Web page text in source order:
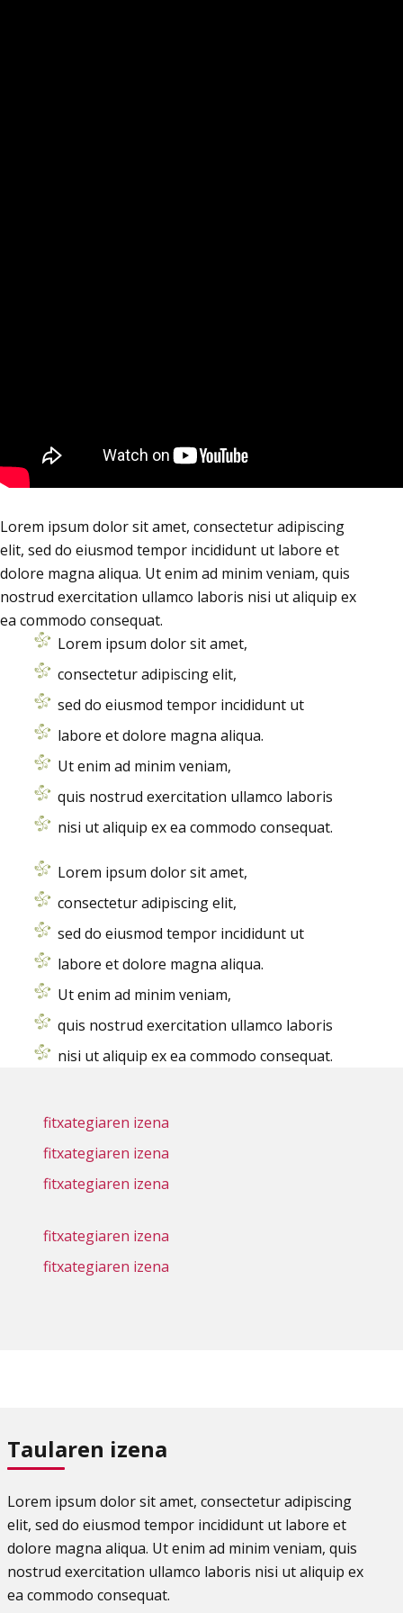
Lorem ipsum dolor sit amet, consectetur adipiscing
elit, sed do eiusmod tempor incididunt ut labore et
dolore magna aliqua. Ut enim ad minim veniam, quis
nostrud exercitation ullamco laboris nisi ut aliquip ex
ea commodo consequat.
Lorem ipsum dolor sit amet,
consectetur adipiscing elit,
sed do eiusmod tempor incididunt ut
labore et dolore magna aliqua.
Ut enim ad minim veniam,
quis nostrud exercitation ullamco laboris
nisi ut aliquip ex ea commodo consequat.
Lorem ipsum dolor sit amet,
consectetur adipiscing elit,
sed do eiusmod tempor incididunt ut
labore et dolore magna aliqua.
Ut enim ad minim veniam,
quis nostrud exercitation ullamco laboris
nisi ut aliquip ex ea commodo consequat.
fitxategiaren izena
fitxategiaren izena
fitxategiaren izena
fitxategiaren izena
fitxategiaren izena
Taularen izena
Lorem ipsum dolor sit amet, consectetur adipiscing
elit, sed do eiusmod tempor incididunt ut labore et
dolore magna aliqua. Ut enim ad minim veniam, quis
nostrud exercitation ullamco laboris nisi ut aliquip ex
ea commodo consequat.